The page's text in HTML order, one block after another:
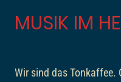
MUSIK IM
Wir sind das Tonkaffee.